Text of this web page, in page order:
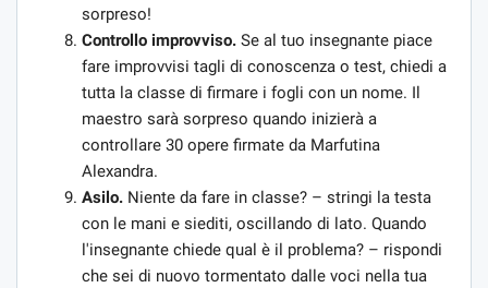
sorpreso!
Controllo improvviso. Se al tuo insegnante piace
fare improvvisi tagli di conoscenza o test, chiedi a
tutta la classe di firmare i fogli con un nome. Il
maestro sarà sorpreso quando inizierà a
controllare 30 opere firmate da Marfutina
Alexandra.
Asilo. Niente da fare in classe? – stringi la testa
con le mani e siediti, oscillando di lato. Quando
l'insegnante chiede qual è il problema? – rispondi
che sei di nuovo tormentato dalle voci nella tua